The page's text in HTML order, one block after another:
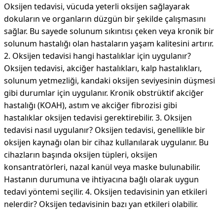
Oksijen tedavisi, vücuda yeterli oksijen sağlayarak
dokuların ve organların düzgün bir şekilde çalışmasını
sağlar. Bu sayede solunum sıkıntısı çeken veya kronik bir
solunum hastalığı olan hastaların yaşam kalitesini artırır.
2. Oksijen tedavisi hangi hastalıklar için uygulanır?
Oksijen tedavisi, akciğer hastalıkları, kalp hastalıkları,
solunum yetmezliği, kandaki oksijen seviyesinin düşmesi
gibi durumlar için uygulanır. Kronik obstrüktif akciğer
hastalığı (KOAH), astım ve akciğer fibrozisi gibi
hastalıklar oksijen tedavisi gerektirebilir. 3. Oksijen
tedavisi nasıl uygulanır? Oksijen tedavisi, genellikle bir
oksijen kaynağı olan bir cihaz kullanılarak uygulanır. Bu
cihazların başında oksijen tüpleri, oksijen
konsantratörleri, nazal kanül veya maske bulunabilir.
Hastanın durumuna ve ihtiyacına bağlı olarak uygun
tedavi yöntemi seçilir. 4. Oksijen tedavisinin yan etkileri
nelerdir? Oksijen tedavisinin bazı yan etkileri olabilir.